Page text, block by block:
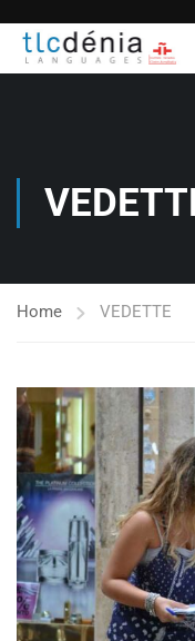
Home VEDETTE